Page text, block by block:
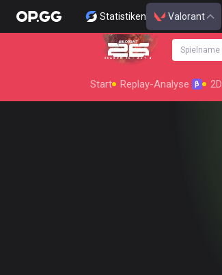
Statistiken Valorant
SEASON 26 : ACT 4
Spielname
Start Replay-Analyse β